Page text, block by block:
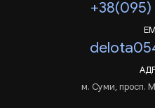
м. Суми, просп.